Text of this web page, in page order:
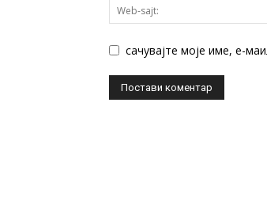
сачувајте моје име, е-